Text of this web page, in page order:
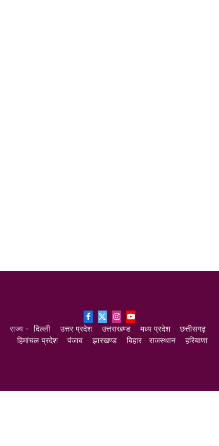
Facebook
X
(Twitter)
InstagramYouTube
राज्य -दिल्ली उत्तर प्रदेश उत्तराखण्ड मध्य प्रदेश
छत्तीसगढ़
हिमांचल प्रदेश
पंजाब झारखण्ड बिहार राजस्थान हरियाणा